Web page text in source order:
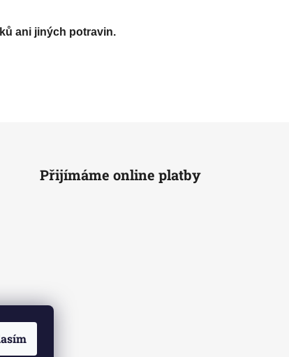
ani jiných potravin.
Přijímáme online platby